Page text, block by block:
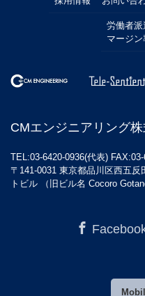
労働者派
マージ
CMエンジニアリング
TEL:03-6420-0936(代表)
〒141-0031 東京都品川区西五
トビル （旧ビル名 Cocoro